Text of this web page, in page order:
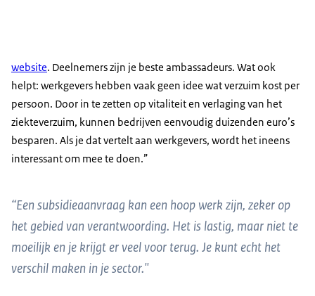
website. Deelnemers zijn je beste ambassadeurs. Wat ook
helpt: werkgevers hebben vaak geen idee wat verzuim kost per
persoon. Door in te zetten op vitaliteit en verlaging van het
ziekteverzuim, kunnen bedrijven eenvoudig duizenden euro’s
besparen. Als je dat vertelt aan werkgevers, wordt het ineens
interessant om mee te doen.”
“Een subsidieaanvraag kan een hoop werk zijn, zeker op
het gebied van verantwoording. Het is lastig, maar niet te
moeilijk en je krijgt er veel voor terug. Je kunt echt het
verschil maken in je sector."